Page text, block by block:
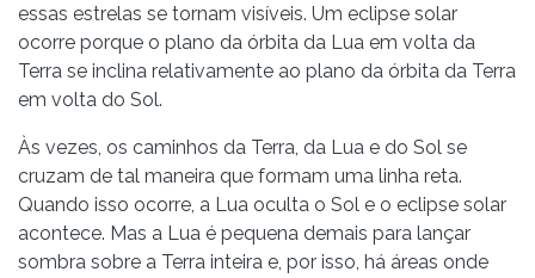
essas estrelas se tornam visíveis. Um eclipse solar
ocorre porque o plano da órbita da Lua em volta da
Terra se inclina relativamente ao plano da órbita da Terra
em volta do Sol.
Às vezes, os caminhos da Terra, da Lua e do Sol se
cruzam de tal maneira que formam uma linha reta.
Quando isso ocorre, a Lua oculta o Sol e o eclipse solar
acontece. Mas a Lua é pequena demais para lançar
sombra sobre a Terra inteira e, por isso, há áreas onde